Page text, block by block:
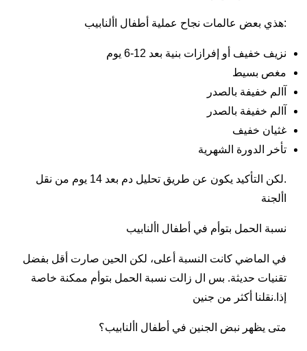
:هذي بعض عالمات نجاح عملية أطفال األنابيب
نزيف خفيف أو إفرازات بنية بعد 12-6 يوم
مغص بسيط
آالم خفيفة بالصدر
آالم خفيفة بالصدر
غثيان خفيف
تأخر الدورة الشهرية
.لكن التأكيد يكون عن طريق تحليل دم بعد 14 يوم من نقل
األجنة
نسبة الحمل بتوأم في أطفال األنابيب
في الماضي كانت النسبة أعلى، لكن الحين صارت أقل بفضل
تقنيات حديثة. بس ال زالت نسبة الحمل بتوأم ممكنة خاصة
إذا.نقلنا أكثر من جنين
متى يظهر نبض الجنين في أطفال األنابيب؟